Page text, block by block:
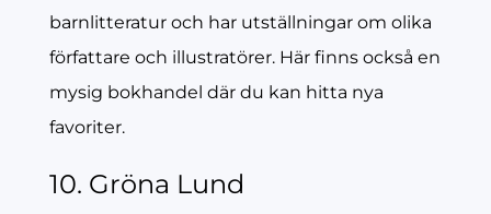
barnlitteratur och har utställningar om olika
författare och illustratörer. Här finns också en
mysig bokhandel där du kan hitta nya
favoriter.
10. Gröna Lund